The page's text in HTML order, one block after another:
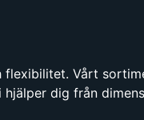
flexibilitet. Vårt
dig från